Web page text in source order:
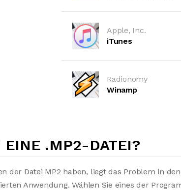
Apple, Inc.
iTunes
Radionomy
Winamp
.MP2-DATEI?
der Datei MP2 haben, liegt das Problem in
Anwendung. Wählen Sie eines der